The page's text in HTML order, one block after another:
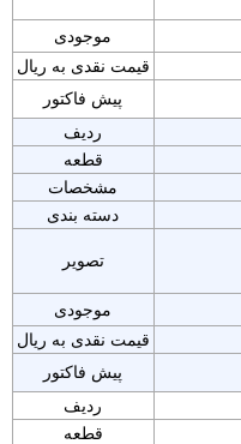
موجودی
قیمت نقدی به ریال
پیش فاکتور
ردیف
قطعه
مشخصات
دسته بندی
تصویر
موجودی
قیمت نقدی به ریال
پیش فاکتور
ردیف
قطعه